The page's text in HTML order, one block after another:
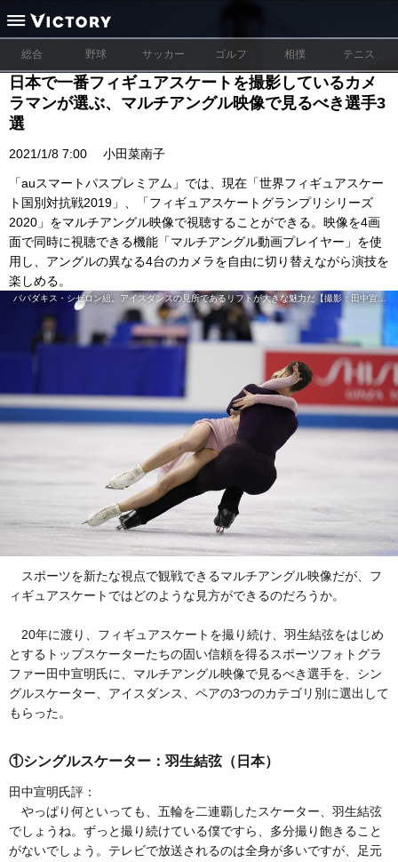
総合 野球 サッカー ゴルフ 相撲 テニス
日本で一番フィギュアスケートを撮影しているカメ
ラマンが選ぶ、マルチアングル映像で見るべき選手3
選
2021/1/8 7:00 小田菜南子
「auスマートパスプレミアム」では、現在「世界フィギュアスケー
ト国別対抗戦2019」、「フィギュアスケートグランプリシリーズ
2020」をマルチアングル映像で視聴することができる。映像を4画
面で同時に視聴できる機能「マルチアングル動画プレイヤー」を使
用し、アングルの異なる4台のカメラを自由に切り替えながら演技を
楽しめる。
パパダキス・シゼロン組。アイスダンスの見所であるリフトが大きな魅力だ【撮影：田中宣明】
スポーツを新たな視点で観戦できるマルチアングル映像だが、フ
ィギュアスケートではどのような見方ができるのだろうか。
20年に渡り、フィギュアスケートを撮り続け、羽生結弦をはじめ
とするトップスケーターたちの固い信頼を得るスポーツフォトグラ
ファー田中宣明氏に、マルチアングル映像で見るべき選手を、シン
グルスケーター、アイスダンス、ペアの3つのカテゴリ別に選出して
もらった。
①シングルスケーター：羽生結弦（日本）
田中宣明氏評：
やっぱり何といっても、五輪を二連覇したスケーター、羽生結弦
でしょうね。ずっと撮り続けている僕ですら、多分撮り飽きること
がないでしょう。テレビで放送されるのは全身が多いですが、足元